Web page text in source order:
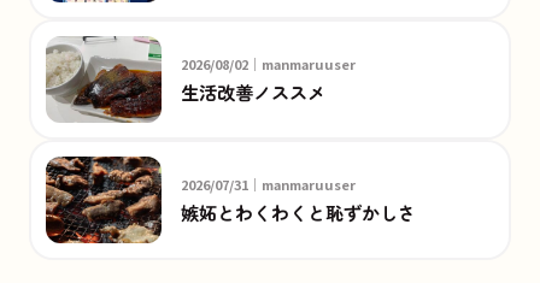
2026/08/02｜manmaruuser
生活改善ノススメ
2026/07/31｜manmaruuser
嫉妬とわくわくと恥ずかしさ